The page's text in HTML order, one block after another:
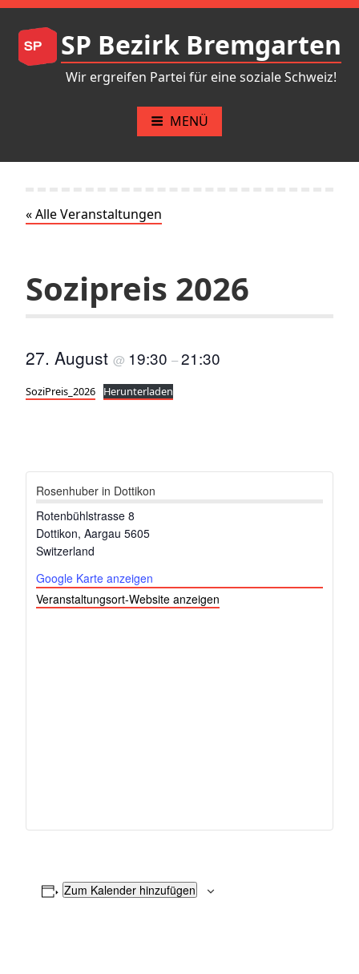
Zum
Inhalt
springen
SP Bezirk Bremgarten
Wir ergreifen Partei für eine soziale Schweiz!
MENÜ
« Alle Veranstaltungen
Sozipreis 2026
27. August @ 19:30 –21:30
SoziPreis_2026 Herunterladen
Rosenhuber in Dottikon
Rotenbühlstrasse 8
Dottikon, Aargau 5605
Switzerland
Google Karte anzeigen
Veranstaltungsort-Website anzeigen
Zum Kalender hinzufügen